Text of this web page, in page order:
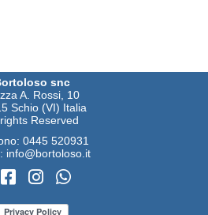
snc
A. Rossi, 10
Schio (VI) Italia
Reserved
0445 520931
info@bortoloso.it